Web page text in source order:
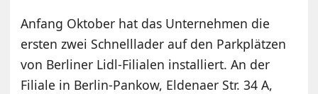
Anfang Oktober hat das Unternehmen die
ersten zwei Schnelllader auf den Parkplätzen
von Berliner Lidl-Filialen installiert. An der
Filiale in Berlin-Pankow, Eldenaer Str. 34 A,